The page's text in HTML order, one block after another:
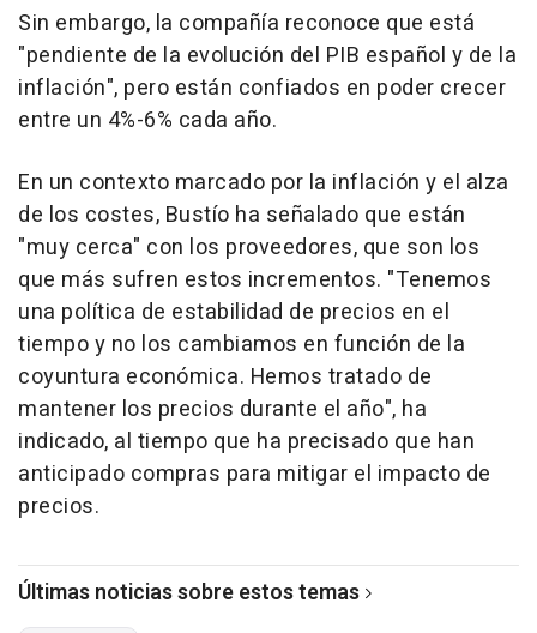
Sin embargo, la compañía reconoce que está
"pendiente de la evolución del PIB español y de la
inflación", pero están confiados en poder crecer
entre un 4%-6% cada año.
En un contexto marcado por la inflación y el alza
de los costes, Bustío ha señalado que están
"muy cerca" con los proveedores, que son los
que más sufren estos incrementos. "Tenemos
una política de estabilidad de precios en el
tiempo y no los cambiamos en función de la
coyuntura económica. Hemos tratado de
mantener los precios durante el año", ha
indicado, al tiempo que ha precisado que han
anticipado compras para mitigar el impacto de
precios.
Últimas noticias sobre estos temas